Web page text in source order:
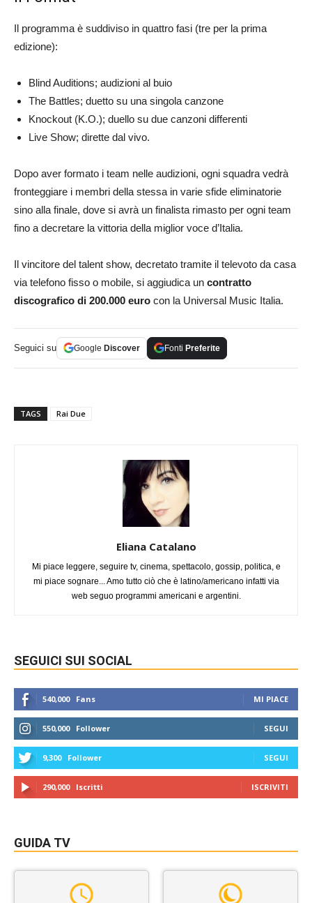
Il programma è suddiviso in quattro fasi (tre per la prima
edizione):
Blind Auditions; audizioni al buio
The Battles; duetto su una singola canzone
Knockout (K.O.); duello su due canzoni differenti
Live Show; dirette dal vivo.
Dopo aver formato i team nelle audizioni, ogni squadra vedrà
fronteggiare i membri della stessa in varie sfide eliminatorie
sino alla finale, dove si avrà un finalista rimasto per ogni team
fino a decretare la vittoria della miglior voce d’Italia.
Il vincitore del talent show, decretato tramite il televoto da casa
via telefono fisso o mobile, si aggiudica un contratto
discografico di 200.000 euro con la Universal Music Italia.
Seguici su Google Discover Fonti Preferite
TAGS Rai Due
Eliana Catalano
Mi piace leggere, seguire tv, cinema, spettacolo, gossip, politica, e
mi piace sognare... Amo tutto ciò che è latino/americano infatti via
web seguo programmi americani e argentini.
SEGUICI SUI SOCIAL
540,000 Fans MI PIACE
550,000 Follower SEGUI
9,300 Follower SEGUI
290,000 Iscritti ISCRIVITI
GUIDA TV